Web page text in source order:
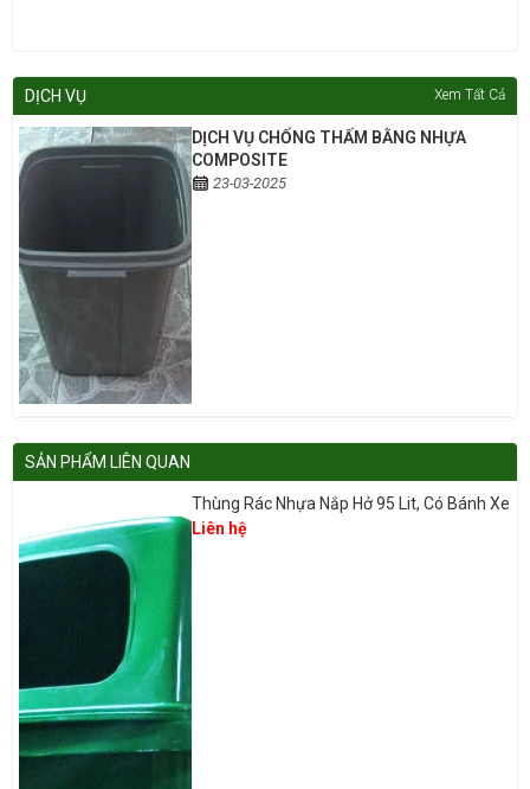
vệ sinh
DỊCH VỤ
Xem Tất Cả
DỊCH VỤ CHỐNG THẤM BẰNG NHỰA
COMPOSITE
23-03-2025
SẢN PHẨM LIÊN QUAN
Thùng Rác Nhựa Nắp Hở 95 Lit, Có Bánh Xe
Liên hệ